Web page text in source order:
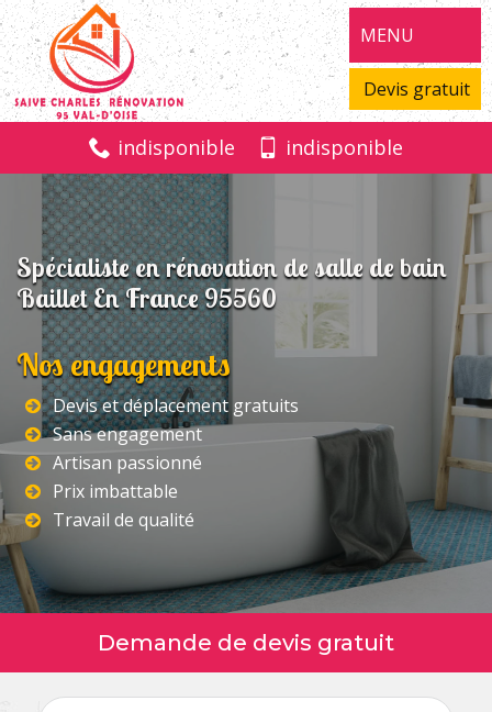
MENU
Devis gratuit
indisponible indisponible
Spécialiste en rénovation de salle de bain
Baillet En France 95560
Nos engagements
Devis et déplacement gratuits
Sans engagement
Artisan passionné
Prix imbattable
Travail de qualité
Demande de devis gratuit